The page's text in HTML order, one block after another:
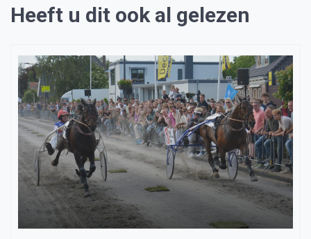
Heeft u dit ook al gelezen